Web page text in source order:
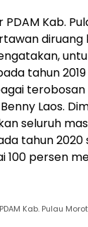
Kab.
diruang
tahun 2019
terobosan
Laos.
seluruh
tahun 2020
100 persen
Kab. Pulau